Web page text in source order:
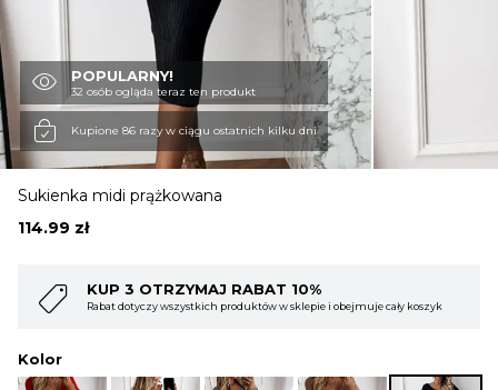
OBUWIE
BIELIZNA
SWETRY
POPULARNY!
32 osób ogląda teraz ten produkt
Kupione 86 razy w ciągu ostatnich kilku dni
Sukienka midi prążkowana
114.99 zł
i obejmuje cały koszyk
KUP 4 OTRZYMAJ RABAT 15%
Rabat dotyczy wszystkich produktów w sklepie i
Kolor